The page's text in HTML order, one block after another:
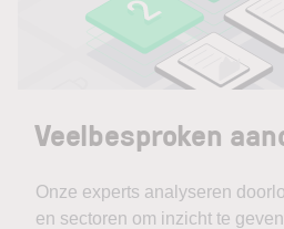
Veelbesproken
Onze experts analyseren
en sectoren om inzicht te